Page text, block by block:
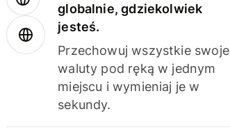
globalnie, gdziekolwiek
jesteś.
Przechowuj wszystkie swoje
waluty pod ręką w jednym
miejscu i wymieniaj je w
sekundy.